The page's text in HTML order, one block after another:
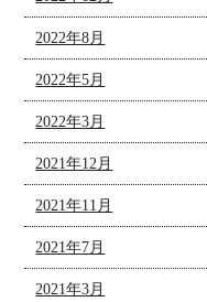
2022年8月
2022年5月
2022年3月
2021年12月
2021年11月
2021年7月
2021年3月